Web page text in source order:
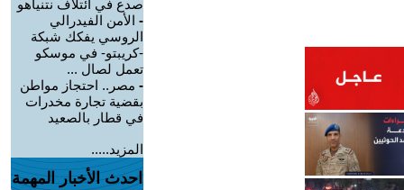
صدع في ائتلاف نتنياهو
- الأمن الفيدرالي
الروسي يفكك شبكة
-كريبتو- في موسكو
تعمل لصال ...
- مصر.. احتجاز مواطن
بقضية تجارة مخدرات
في قطار بالصعيد
المزيد.....
احدث الأخبار المهمة